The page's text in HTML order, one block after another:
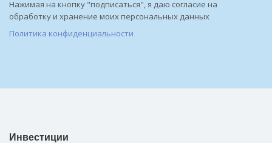
Нажимая на кнопку "подписаться", я даю согласие на
обработку и хранение моих персональных данных
Политика конфиденциальности
Инвестиции